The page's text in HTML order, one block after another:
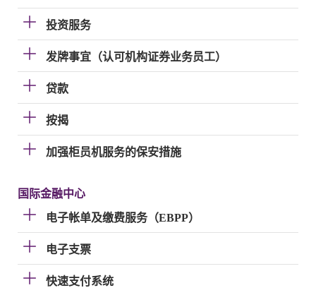
投资服务
发牌事宜（认可机构证券业务员工）
贷款
按揭
加强柜员机服务的保安措施
国际金融中心
电子帐单及缴费服务（EBPP）
电子支票
快速支付系统